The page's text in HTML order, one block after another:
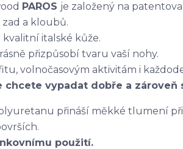
PAROS je založený na
a kloubů.
italské kůže.
přizpůsobí tvaru vaší nohy.
volnočasovým aktivitám i
chcete vypadat dobře a zároveň
přináší měkké tlumení
použití.